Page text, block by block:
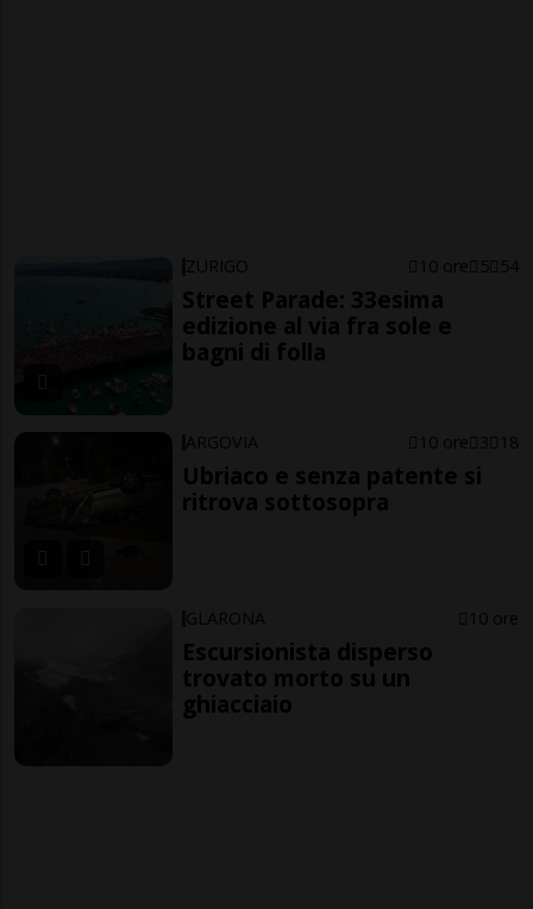
ZURIGO 10 ore 5 54
Street Parade: 33esima
edizione al via fra sole e
bagni di folla
ARGOVIA 10 ore 3 18
Ubriaco e senza patente si
ritrova sottosopra
GLARONA 10 ore
Escursionista disperso
trovato morto su un
ghiacciaio